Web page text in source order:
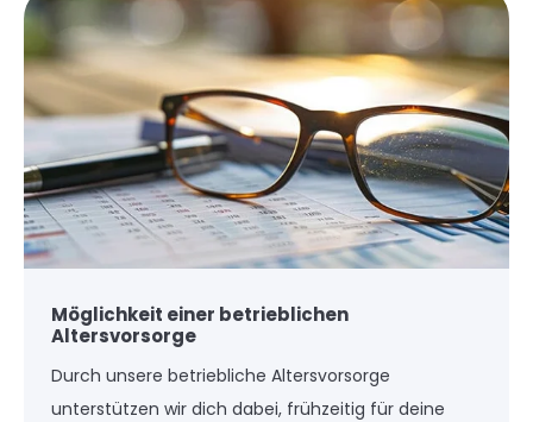
Möglichkeit einer betrieblichen
Altersvorsorge
Durch unsere betriebliche Altersvorsorge
unterstützen wir dich dabei, frühzeitig für deine